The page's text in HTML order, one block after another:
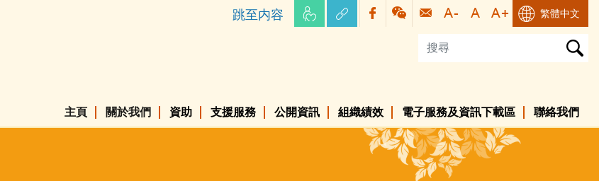
跳至内容 繁體中文
主頁 關於我們 資助 支援服務 公開資訊 組織績效 電子服務及資訊下載區 聯絡我們